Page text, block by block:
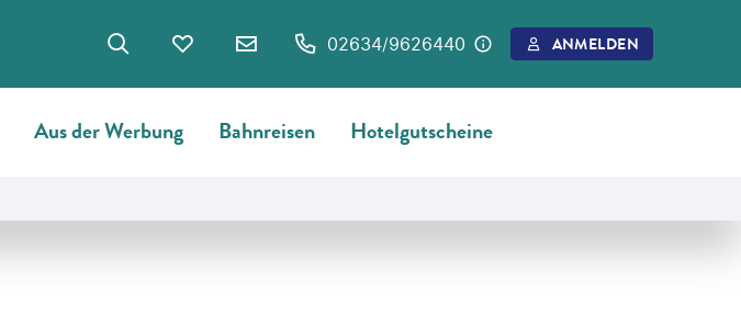
02634/9626440 ANMELDEN
Aus der Werbung Bahnreisen Hotelgutscheine